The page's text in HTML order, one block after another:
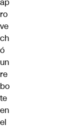
ro
ve
ch
ó
un
re
bo
te
en
el